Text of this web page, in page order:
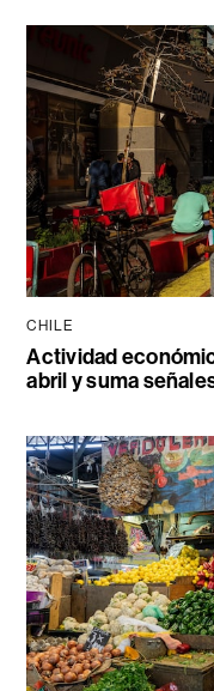
CHILE
Actividad
abril y suma